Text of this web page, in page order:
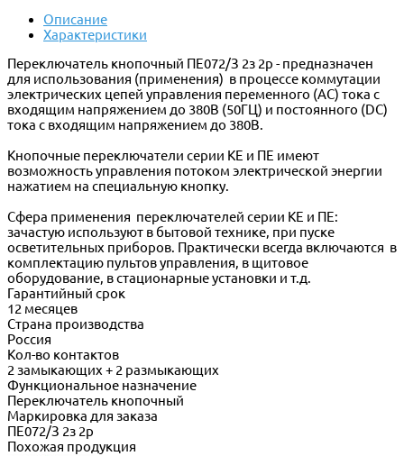
Описание
Характеристики
Переключатель кнопочный ПЕ072/З 2з 2р - предназначен
для использования (применения) в процессе коммутации
электрических цепей управления переменного (АС) тока с
входящим напряжением до 380В (50ГЦ) и постоянного (DC)
тока с входящим напряжением до 380В.
Кнопочные переключатели серии КЕ и ПЕ имеют
возможность управления потоком электрической энергии
нажатием на специальную кнопку.
Сфера применения переключателей серии КЕ и ПЕ:
зачастую используют в бытовой технике, при пуске
осветительных приборов. Практически всегда включаются в
комплектацию пультов управления, в щитовое
оборудование, в стационарные установки и т.д.
Гарантийный срок
12 месяцев
Страна производства
Россия
Кол-во контактов
2 замыкающих + 2 размыкающих
Функциональное назначение
Переключатель кнопочный
Маркировка для заказа
ПЕ072/З 2з 2р
Похожая продукция